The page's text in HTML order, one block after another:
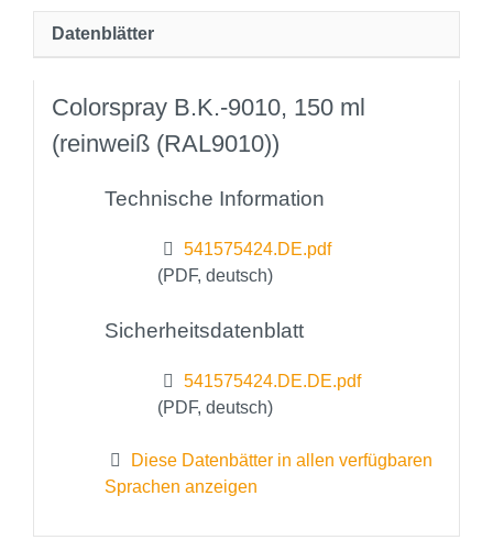
Datenblätter
Colorspray B.K.-9010, 150 ml
(reinweiß (RAL9010))
Technische Information
541575424.DE.pdf
(PDF, deutsch)
Sicherheitsdatenblatt
541575424.DE.DE.pdf
(PDF, deutsch)
Diese Datenbätter in allen verfügbaren
Sprachen anzeigen